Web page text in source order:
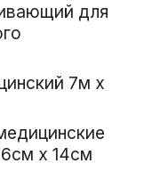
для
7м х
х 14см